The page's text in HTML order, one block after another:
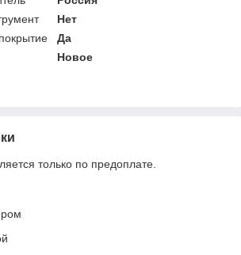
Нет
Да
Новое
только по предоплате.